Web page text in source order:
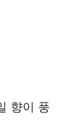
향이 풍